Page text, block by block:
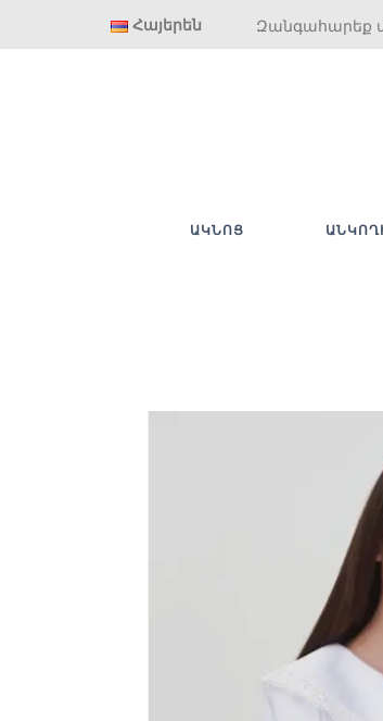
Հայերեն Զանգահարեք
ԱԿՆՈՑ